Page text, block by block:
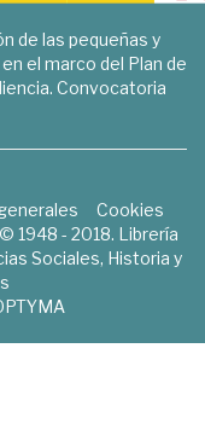
de las pequeñas y
el marco del Plan de
Convocatoria
Cookies
1948 - 2018. Librería
Sociales, Historia y